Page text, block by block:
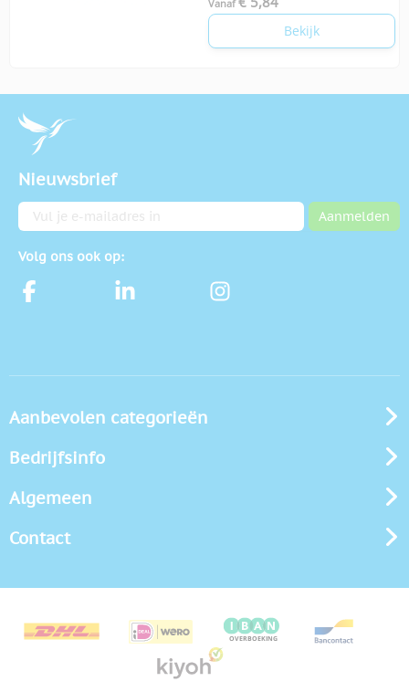
Vanaf
Bekijk
Nieuwsbrief
E-mailadres Aanmelden
Volg ons ook op:
Aanbevolen categorieën
Bedrijfsinfo
Algemeen
Contact